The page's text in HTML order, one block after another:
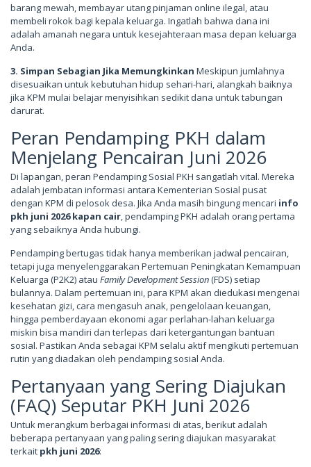
barang mewah, membayar utang pinjaman online ilegal, atau
membeli rokok bagi kepala keluarga. Ingatlah bahwa dana ini
adalah amanah negara untuk kesejahteraan masa depan keluarga
Anda.
3. Simpan Sebagian Jika Memungkinkan Meskipun jumlahnya
disesuaikan untuk kebutuhan hidup sehari-hari, alangkah baiknya
jika KPM mulai belajar menyisihkan sedikit dana untuk tabungan
darurat.
Peran Pendamping PKH dalam
Menjelang Pencairan Juni 2026
Di lapangan, peran Pendamping Sosial PKH sangatlah vital. Mereka
adalah jembatan informasi antara Kementerian Sosial pusat
dengan KPM di pelosok desa. Jika Anda masih bingung mencari info
pkh juni 2026 kapan cair , pendamping PKH adalah orang pertama
yang sebaiknya Anda hubungi.
Pendamping bertugas tidak hanya memberikan jadwal pencairan,
tetapi juga menyelenggarakan Pertemuan Peningkatan Kemampuan
Keluarga (P2K2) atau Family Development Session(FDS) setiap
bulannya. Dalam pertemuan ini, para KPM akan diedukasi mengenai
kesehatan gizi, cara mengasuh anak, pengelolaan keuangan,
hingga pemberdayaan ekonomi agar perlahan-lahan keluarga
miskin bisa mandiri dan terlepas dari ketergantungan bantuan
sosial. Pastikan Anda sebagai KPM selalu aktif mengikuti pertemuan
rutin yang diadakan oleh pendamping sosial Anda.
Pertanyaan yang Sering Diajukan
(FAQ) Seputar PKH Juni 2026
Untuk merangkum berbagai informasi di atas, berikut adalah
beberapa pertanyaan yang paling sering diajukan masyarakat
terkait pkh juni 2026: